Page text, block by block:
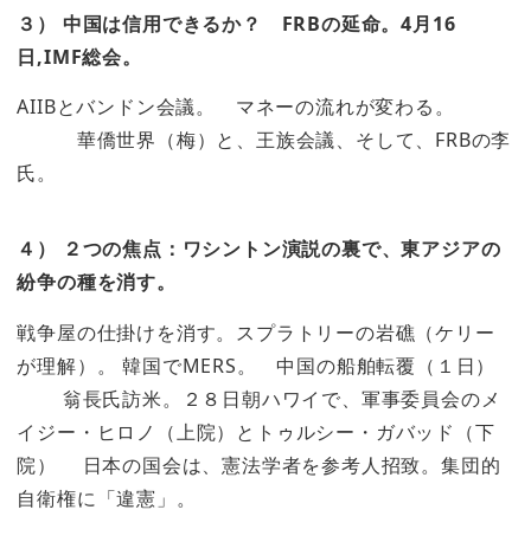
３） 中国は信用できるか？ FRBの延命。4月16
日,IMF総会。
AIIBとバンドン会議。 マネーの流れが変わる。
華僑世界（梅）と、王族会議、そして、FRBの李
氏。
４） ２つの焦点：ワシントン演説の裏で、東アジアの
紛争の種を消す。
戦争屋の仕掛けを消す。スプラトリーの岩礁（ケリー
が理解）。 韓国でMERS。 中国の船舶転覆（１日）
翁長氏訪米。２８日朝ハワイで、軍事委員会のメ
イジー・ヒロノ（上院）とトゥルシー・ガバッド（下
院） 日本の国会は、憲法学者を参考人招致。集団的
自衛権に「違憲」。